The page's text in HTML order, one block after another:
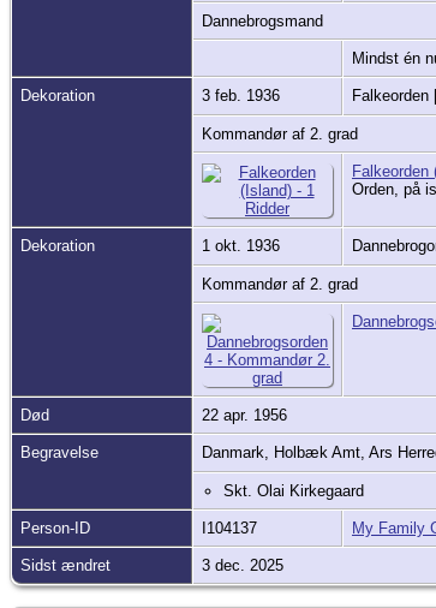
Dannebrogsmand
Mindst én
Dekoration 3 feb. 1936 Falkeorden
Kommandør af 2. grad
Falkeorden
Orden, på
Dekoration 1 okt. 1936
Kommandør af 2. grad
Død 22 apr. 1956
Begravelse Danmark, Holbæk Amt, Ars
Skt. Olai Kirkegaard
Person-ID I104137 My Family
Sidst ændret 3 dec. 2025